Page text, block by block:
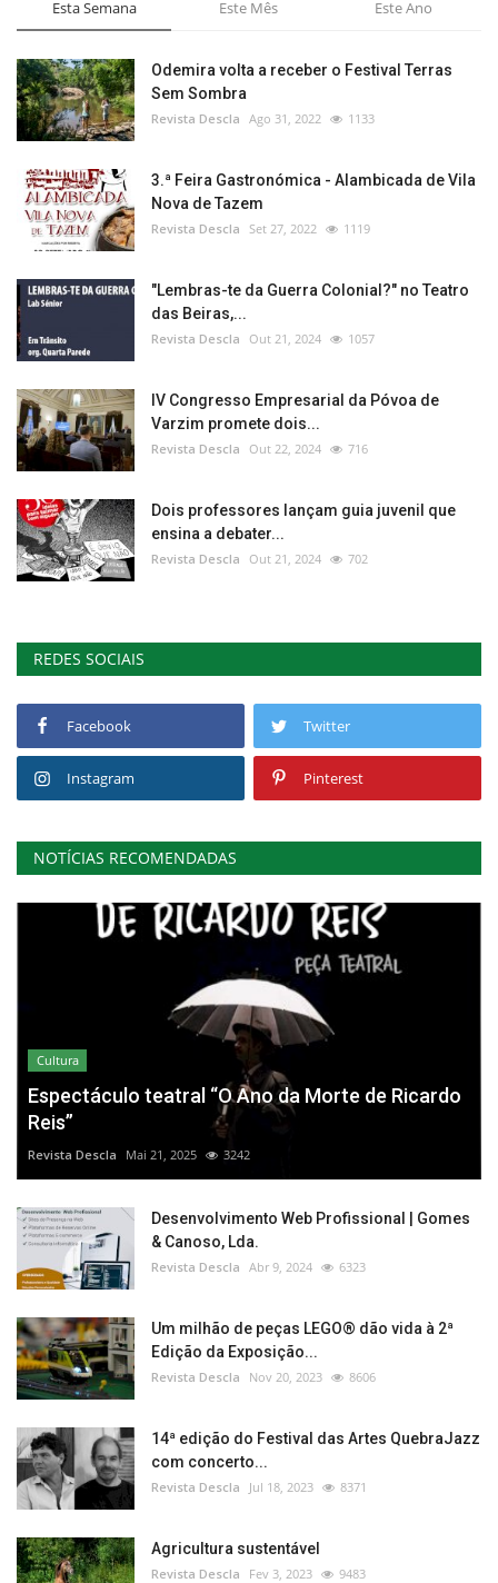
Esta Semana Este Mês Este Ano
Odemira volta a receber o Festival Terras
Sem Sombra
Revista Descla Ago 31, 2022 1133
3.ª Feira Gastronómica - Alambicada de Vila
Nova de Tazem
Revista Descla Set 27, 2022 1119
"Lembras-te da Guerra Colonial?" no Teatro
das Beiras,...
Revista Descla Out 21, 2024 1057
IV Congresso Empresarial da Póvoa de
Varzim promete dois...
Revista Descla Out 22, 2024 716
Dois professores lançam guia juvenil que
ensina a debater...
Revista Descla Out 21, 2024 702
REDES SOCIAIS
Facebook Twitter
Instagram Pinterest
NOTÍCIAS RECOMENDADAS
Cultura
Espectáculo teatral “O Ano da Morte de Ricardo
Reis”
Revista Descla Mai 21, 2025 3242
Desenvolvimento Web Profissional | Gomes
& Canoso, Lda.
Revista Descla Abr 9, 2024 6323
Um milhão de peças LEGO® dão vida à 2ª
Edição da Exposição...
Revista Descla Nov 20, 2023 8606
14ª edição do Festival das Artes QuebraJazz
com concerto...
Revista Descla Jul 18, 2023 8371
Agricultura sustentável
Revista Descla Fev 3, 2023 9483